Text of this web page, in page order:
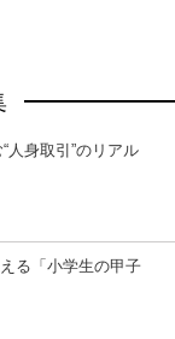
人身取引”のリアル
る「小学生の甲子